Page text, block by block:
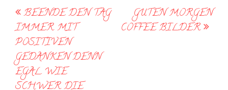
Post
navigation
BEENDE DEN TAG
IMMER MIT
POSITIVEN
GEDANKEN DENN
EGAL WIE
SCHWER DIE
GUTEN MORGEN
COFFEE BILDER